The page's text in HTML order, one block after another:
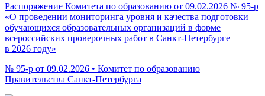
Распоряжение Комитета по образованию от 09.02.2026 № 95-р
«О проведении мониторинга уровня и качества подготовки
обучающихся образовательных организаций в форме
всероссийских проверочных работ в Санкт-Петербурге
в 2026 году»
№ 95-р от 09.02.2026 • Комитет по образованию
Правительства Санкт-Петербурга